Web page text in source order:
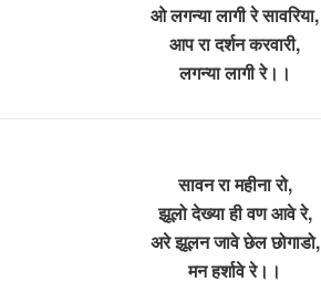
ओ लगन्या लागी रे सावरिया,
आप रा दर्शन करवारी,
लगन्या लागी रे।।
सावन रा महीना रो,
झूलो देख्या ही वण आवे रे,
अरे झूलन जावे छेल छोगाडो,
मन हर्शावे रे।।